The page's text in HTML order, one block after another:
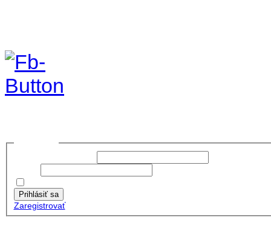
Prihlásiť sa
Zaregistrovať